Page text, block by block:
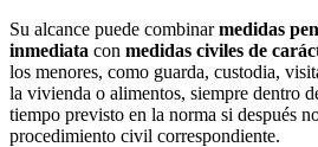
Su alcance puede combinarmedidas
inmediata con medidas civiles de
los menores, como guarda, custodia,
la vivienda o alimentos, siempre dentro
tiempo previsto en la norma si después
procedimiento civil correspondiente.